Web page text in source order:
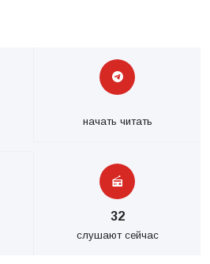
начать читать
32
слушают сейчас